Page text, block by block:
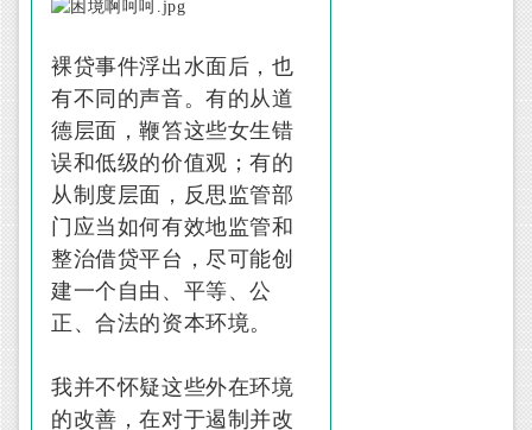
裸贷事件浮出水面后，也
有不同的声音。有的从道
德层面，鞭笞这些女生错
误和低级的价值观；有的
从制度层面，反思监管部
门应当如何有效地监管和
整治借贷平台，尽可能创
建一个自由、平等、公
正、合法的资本环境。
我并不怀疑这些外在环境
的改善，在对于遏制并改